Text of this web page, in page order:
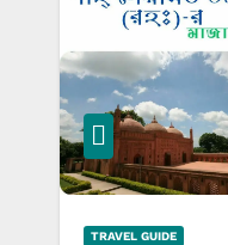
TRAVEL GUIDE